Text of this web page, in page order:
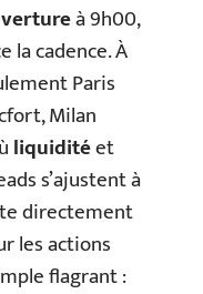
à 9h00,
la cadence. À
Paris
Milan
liquiditéet
s’ajustent à
directement
les actions
flagrant :